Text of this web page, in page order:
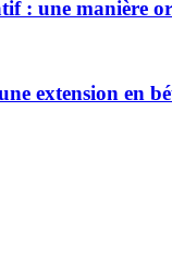
: une manière
extension en